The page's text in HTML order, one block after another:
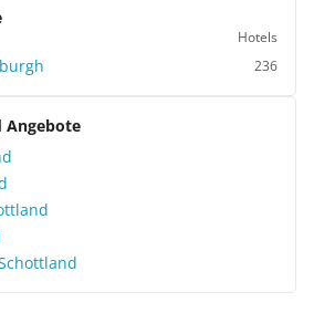
Hotels
236
Angebote